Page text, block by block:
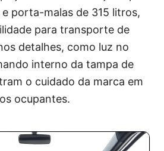
porta-malas de 315 litros,
para transporte de
detalhes, como luz no
interno da tampa de
o cuidado da marca em
ocupantes.